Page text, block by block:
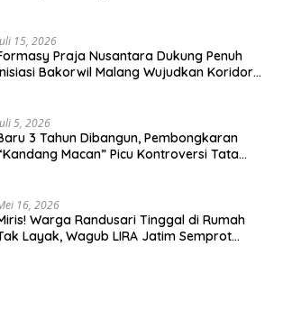
15, 2026
Praja Nusantara Dukung Penuh
Bakorwil Malang Wujudkan Koridor
5, 2026
3 Tahun Dibangun, Pembongkaran
Macan” Picu Kontroversi Tata
16, 2026
Warga Randusari Tinggal di Rumah
Layak, Wagub LIRA Jatim Semprot